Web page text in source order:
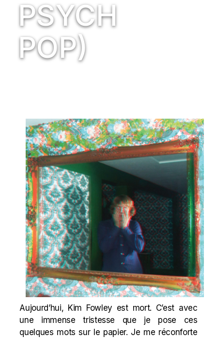
PSYCH
POP)
Aujourd’hui, Kim Fowley est mort. C’est avec
une immense tristesse que je pose ces
quelques mots sur le papier. Je me réconforte